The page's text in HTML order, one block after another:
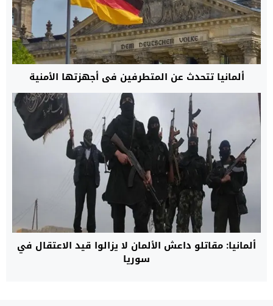
ألمانيا تتحدث عن المتطرفين في أجهزتها الأمنية
ألمانيا: مقاتلو داعش الألمان لا يزالوا قيد الاعتقال في
سوريا